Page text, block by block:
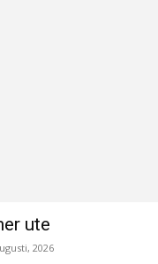
ute
2026